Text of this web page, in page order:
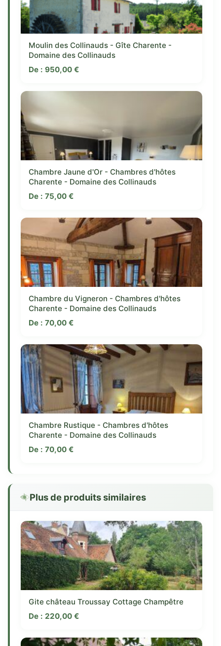
Moulin des Collinauds - Gîte Charente -
Domaine des Collinauds
De : 950,00 €
Chambre Jaune d'Or - Chambres d'hôtes
Charente - Domaine des Collinauds
De : 75,00 €
Chambre du Vigneron - Chambres d'hôtes
Charente - Domaine des Collinauds
De : 70,00 €
Chambre Rustique - Chambres d'hôtes
Charente - Domaine des Collinauds
De : 70,00 €
Plus de produits similaires
Gite château Troussay Cottage Champêtre
De : 220,00 €